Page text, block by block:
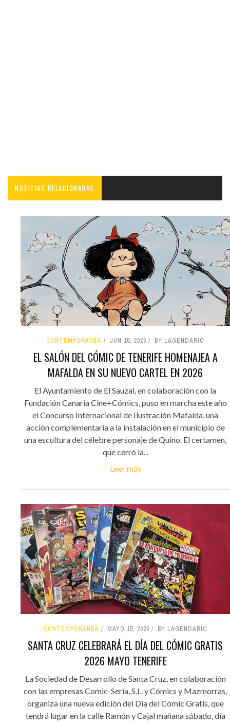
NOTICIAS RELACIONADAS
CONTEMPORÁNEA JUN 15, 2026 BY LAGENDARIO
EL SALÓN DEL CÓMIC DE TENERIFE HOMENAJEA A
MAFALDA EN SU NUEVO CARTEL EN 2026
El Ayuntamiento de El Sauzal, en colaboración con la
Fundación Canaria Cine+Cómics, puso en marcha este año
el Concurso Internacional de Ilustración Mafalda, una
acción complementaria a la instalación en el municipio de
una escultura del célebre personaje de Quino. El certamen,
que cerró la...
Leer más
CONTEMPORÁNEA MAYO 15, 2026 BY LAGENDARIO
SANTA CRUZ CELEBRARÁ EL DÍA DEL CÓMIC GRATIS
2026 MAYO TENERIFE
La Sociedad de Desarrollo de Santa Cruz, en colaboración
con las empresas Comic-Sería, S.L. y Cómics y Mazmorras,
organiza una nueva edición del Día del Cómic Gratis, que
tendrá lugar en la calle Ramón y Cajal mañana sábado, día